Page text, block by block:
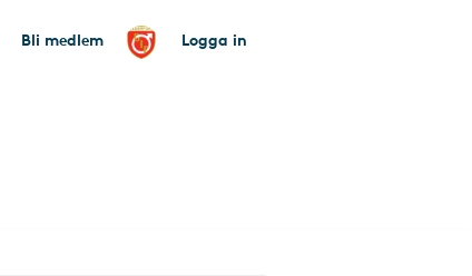
Bli medlem Logga in